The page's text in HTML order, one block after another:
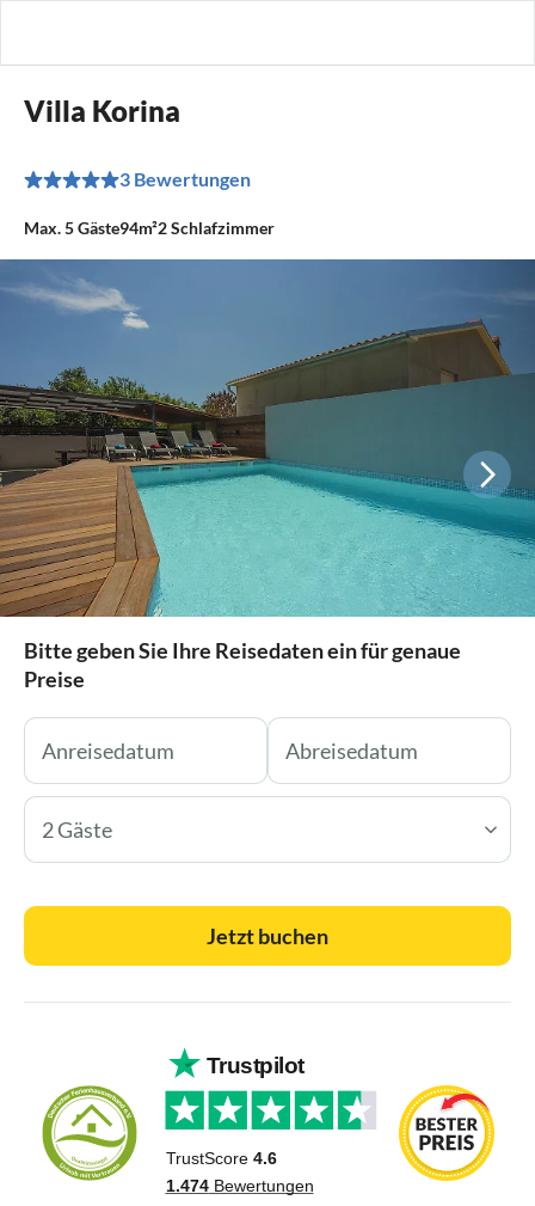
Villa Korina
3 Bewertungen
Max.5Gäste94m²2Schlafzimmer
Bitte geben Sie Ihre Reisedaten ein für genaue
Preise
2 Gäste
Jetzt buchen